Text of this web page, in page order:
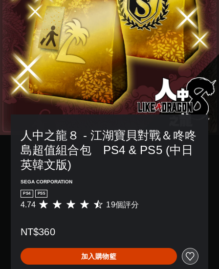
人中之龍８ - 江湖寶貝對戰＆咚咚
島超值組合包　PS4 & PS5 (中日
英韓文版)
SEGA CORPORATION
PS4 PS5
平
分
4
.
4.74 19個評分
NT$360
加入購物籃